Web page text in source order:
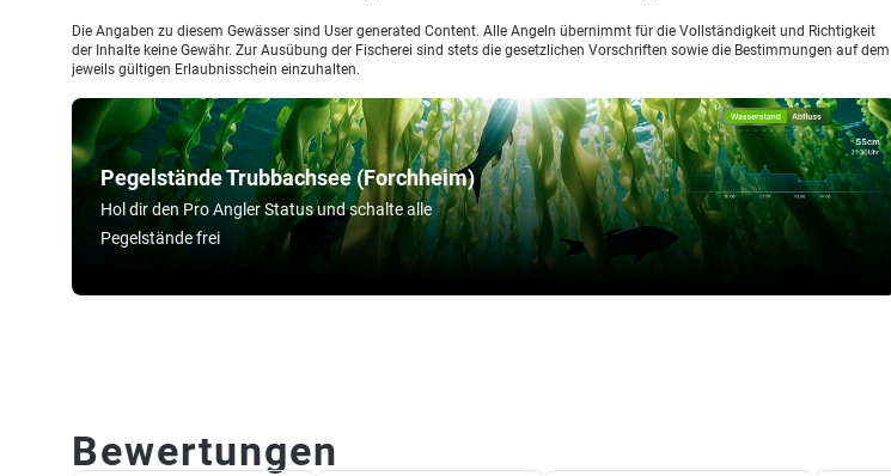
Pegelstände Trubbachsee (Forchheim)
Hol dir den Pro Angler Status und schalte alle
Pegelstände frei
Die Angaben zu diesem Gewässer sind User generated Content. Alle Angeln übernimmt für die Vollständigkeit und Richtigkeit
der Inhalte keine Gewähr. Zur Ausübung der Fischerei sind stets die gesetzlichen Vorschriften sowie die Bestimmungen auf dem
jeweils gültigen Erlaubnisschein einzuhalten.
Bewertungen